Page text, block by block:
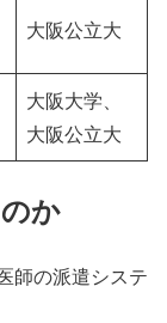
大阪公立大
大阪大学、
大阪公立大
か
師の派遣システ